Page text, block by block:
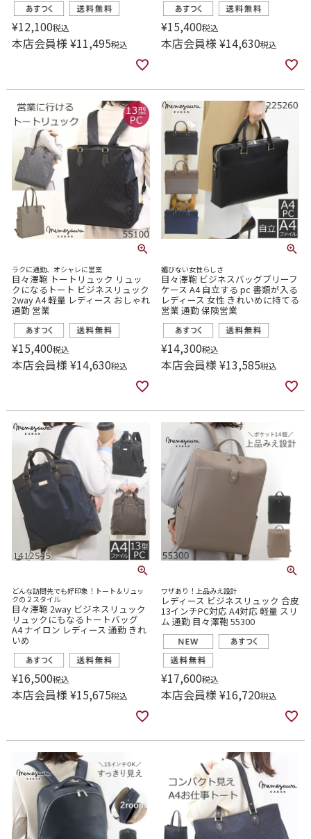
¥12,100税込
本店会員様¥11,495税込
¥15,400税込
本店会員様¥14,630税込
ラクに通勤、オシャレに営業
目々澤鞄 トートリュック リュッ
クになるトート ビジネスリュック
2way A4 軽量 レディース おしゃれ
通勤 営業
¥15,400税込
本店会員様¥14,630税込
媚びない女性らしさ
目々澤鞄 ビジネスバッグブリーフ
ケース A4 自立する pc 書類が入る
レディース 女性 きれいめに持てる
営業 通勤 保険営業
¥14,300税込
本店会員様¥13,585税込
どんな訪問先でも好印象！トート＆リュッ
クの２スタイル
目々澤鞄 2way ビジネスリュック
リュックにもなるトートバッグ
A4 ナイロン レディース 通勤 きれ
いめ
¥16,500税込
本店会員様¥15,675税込
ワザあり！上品みえ設計
レディース ビジネスリュック 合皮
13インチPC対応 A4対応 軽量 スリ
ム 通勤 目々澤鞄 55300
¥17,600税込
本店会員様¥16,720税込